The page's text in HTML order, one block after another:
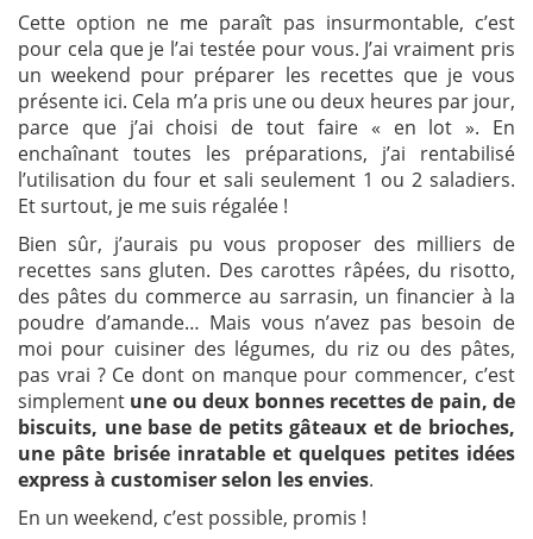
Cette option ne me paraît pas insurmontable, c’est
pour cela que je l’ai testée pour vous. J’ai vraiment pris
un weekend pour préparer les recettes que je vous
présente ici. Cela m’a pris une ou deux heures par jour,
parce que j’ai choisi de tout faire « en lot ». En
enchaînant toutes les préparations, j’ai rentabilisé
l’utilisation du four et sali seulement 1 ou 2 saladiers.
Et surtout, je me suis régalée !
Bien sûr, j’aurais pu vous proposer des milliers de
recettes sans gluten. Des carottes râpées, du risotto,
des pâtes du commerce au sarrasin, un financier à la
poudre d’amande… Mais vous n’avez pas besoin de
moi pour cuisiner des légumes, du riz ou des pâtes,
pas vrai ? Ce dont on manque pour commencer, c’est
simplement une ou deux bonnes recettes de pain, de
biscuits, une base de petits gâteaux et de brioches,
une pâte brisée inratable et quelques petites idées
express à customiser selon les envies.
En un weekend, c’est possible, promis !